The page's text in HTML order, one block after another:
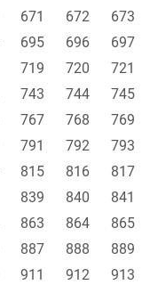
671 672 673
695 696 697
719 720 721
743 744 745
767 768 769
791 792 793
815 816 817
839 840 841
863 864 865
887 888 889
911 912 913